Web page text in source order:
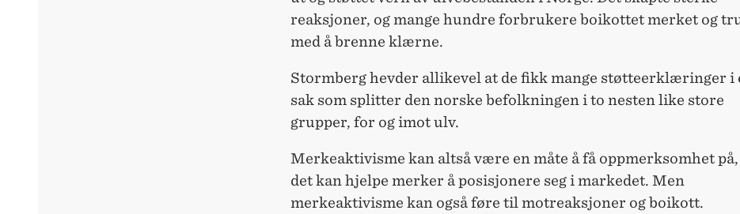
reaksjoner, og mange hundre forbrukere boikottet merket og
med å brenne klærne.
Stormberg hevder allikevel at de fikk mange støtteerklæringer i
sak som splitter den norske befolkningen i to nesten like store
grupper, for og imot ulv.
Merkeaktivisme kan altså være en måte å få oppmerksomhet på,
det kan hjelpe merker å posisjonere seg i markedet. Men
merkeaktivisme kan også føre til motreaksjoner og boikott.